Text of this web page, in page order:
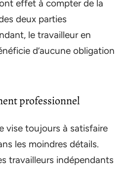
effet à compter de la
deux parties
le travailleur en
d’aucune obligation
professionnel
vise toujours à satisfaire
les moindres détails.
travailleurs indépendants